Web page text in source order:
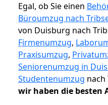
Egal, ob Sie einen
Büroumzug nach
von Duisburg nach
Firmenumzug,
Praxisumzug,
Seniorenumzug in
Studentenumzug nach
wir haben die besten